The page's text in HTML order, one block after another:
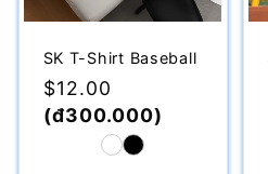
SK T-Shirt Baseball
Giá
thông
thường
$12.00
(đ300.000)